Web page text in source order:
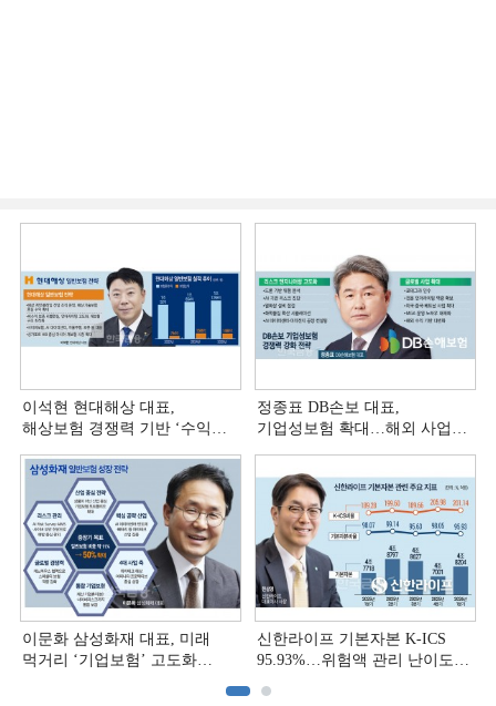
이석현 현대해상 대표,
해상보험 경쟁력 기반 ‘수익
(3)]
정종표 DB손보 대표,
기업성보험 확대…해외 사업
이문화 삼성화재 대표, 미래
먹거리 ‘기업보험’ 고도화
신한라이프 기본자본 K-ICS
95.93%…위험액 관리 난이도